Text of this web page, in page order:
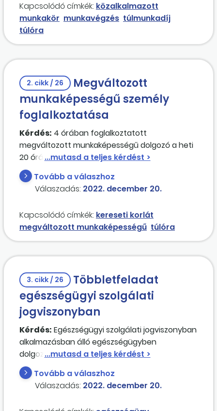
fizethetőtúlóra? Atúlóraóradíjának
alapjánál, megállapításánál milyen
bérelemeket kell figyelembe venni?
Kapcsolódó címkék: közalkalmazott
munkakör munkavégzés túlmunkadíj
túlóra
2. cikk / 26
Megváltozott
munkaképességű személy
foglalkoztatása
Kérdés: 4 órában foglalkoztatott
megváltozott munkaképességű dolgozó a heti
20 órán kívültúlórában foglalkoztatható-e?
Amennyiben igen, akkor megváltozott
munkaképességű személynek lehet-e
tekinteni?
Tovább a válaszhoz
Válaszadás: 2022. december 20.
Kapcsolódó címkék: kereseti korlát
megváltozott munkaképességű túlóra
3. cikk / 26
Többletfeladat
egészségügyi szolgálati
jogviszonyban
Kérdés: Egészségügyi szolgálati jogviszonyban
alkalmazásban álló egészségügyben
dolgozónak (gazdasági-műszaki ellátás)
többletfeladatot szeretnénk kitűzni, mivel a
tartós távolléten levő kolléganő munkakörét
nem kívánjuk betölteni, annak feladatkörét
Tovább a válaszhoz
Válaszadás: 2022. december 20.